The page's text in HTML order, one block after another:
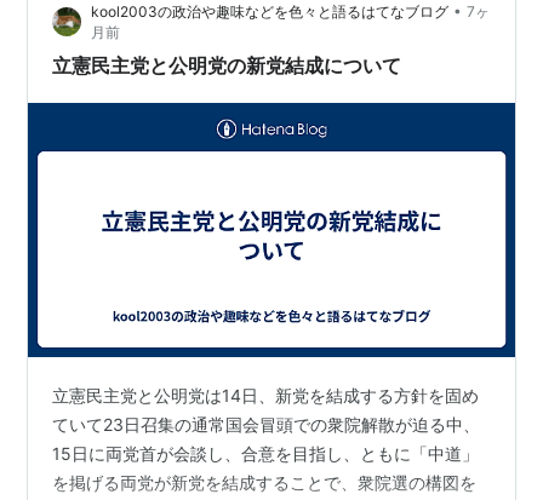
基盤を背景に優位を保ち、終盤まで大きな崩れは見られ
なかった。これに対し、中道改革連合の柳沢剛・元立憲
民主党県副代表は支持を広げき…
kool2003の政治や趣味などを色々と語るはてなブログ • 7ヶ
月前
立憲民主党と公明党の新党結成について
立憲民主党と公明党は14日、新党を結成する方針を固め
ていて23日召集の通常国会冒頭での衆院解散が迫る中、
15日に両党首が会談し、合意を目指し、ともに「中道」
を掲げる両党が新党を結成することで、衆院選の構図を